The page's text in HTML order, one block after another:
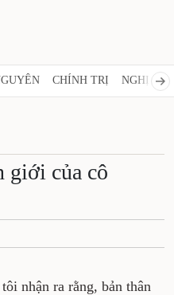
CHÍNH TRỊ NGHỊ
giới của cô
nhận ra rằng, bản thân